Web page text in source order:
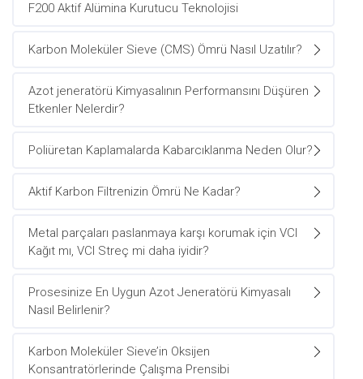
F200 Aktif Alümina Kurutucu Teknolojisi
Karbon Moleküler Sieve (CMS) Ömrü Nasıl Uzatılır?
Azot jeneratörü Kimyasalının Performansını Düşüren
Etkenler Nelerdir?
Poliüretan Kaplamalarda Kabarcıklanma Neden Olur?
Aktif Karbon Filtrenizin Ömrü Ne Kadar?
Metal parçaları paslanmaya karşı korumak için VCI
Kağıt mı, VCI Streç mi daha iyidir?
Prosesinize En Uygun Azot Jeneratörü Kimyasalı
Nasıl Belirlenir?
Karbon Moleküler Sieve’in Oksijen
Konsantratörlerinde Çalışma Prensibi